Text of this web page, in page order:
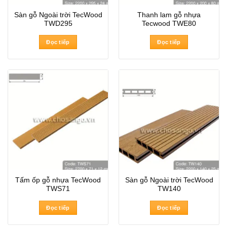
Sàn gỗ Ngoài trời TecWood
TWD295
Đọc tiếp
Thanh lam gỗ nhựa
Tecwood TWE80
Đọc tiếp
Tấm ốp gỗ nhựa TecWood
TWS71
Đọc tiếp
Sàn gỗ Ngoài trời TecWood
TW140
Đọc tiếp